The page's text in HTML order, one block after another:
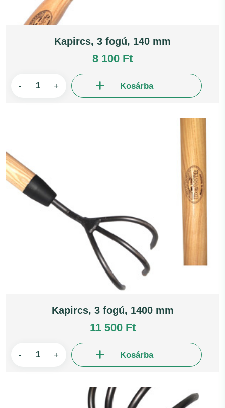
Kapircs, 3 fogú, 140 mm
8 100 Ft
- + Kosárba
Kapircs, 3 fogú, 1400 mm
11 500 Ft
- + Kosárba